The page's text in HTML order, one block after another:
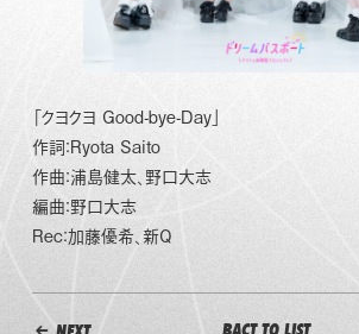
「クヨクヨ Good-bye-Day」
作詞：Ryota Saito
作曲：浦島健太、野口大志
編曲：野口大志
Rec：加藤優希、新Q